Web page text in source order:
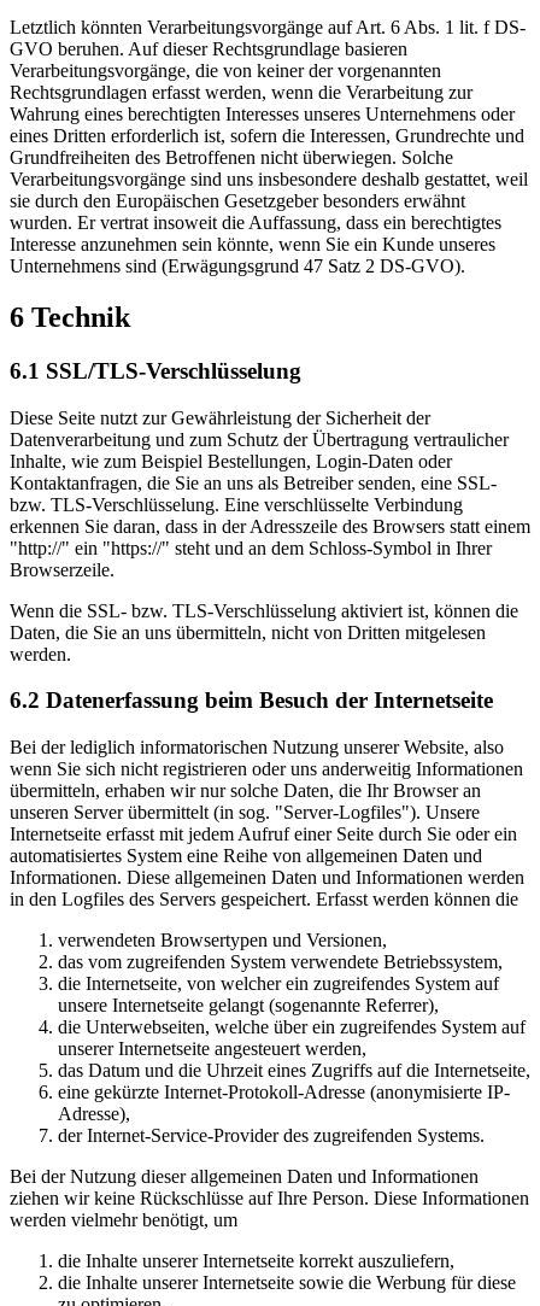
Letztlich könnten Verarbeitungsvorgänge auf Art. 6 Abs. 1 lit. f DS-
GVO beruhen. Auf dieser Rechtsgrundlage basieren
Verarbeitungsvorgänge, die von keiner der vorgenannten
Rechtsgrundlagen erfasst werden, wenn die Verarbeitung zur
Wahrung eines berechtigten Interesses unseres Unternehmens oder
eines Dritten erforderlich ist, sofern die Interessen, Grundrechte und
Grundfreiheiten des Betroffenen nicht überwiegen. Solche
Verarbeitungsvorgänge sind uns insbesondere deshalb gestattet, weil
sie durch den Europäischen Gesetzgeber besonders erwähnt
wurden. Er vertrat insoweit die Auffassung, dass ein berechtigtes
Interesse anzunehmen sein könnte, wenn Sie ein Kunde unseres
Unternehmens sind (Erwägungsgrund 47 Satz 2 DS-GVO).
6 Technik
6.1 SSL/TLS-Verschlüsselung
Diese Seite nutzt zur Gewährleistung der Sicherheit der
Datenverarbeitung und zum Schutz der Übertragung vertraulicher
Inhalte, wie zum Beispiel Bestellungen, Login-Daten oder
Kontaktanfragen, die Sie an uns als Betreiber senden, eine SSL-
bzw. TLS-Verschlüsselung. Eine verschlüsselte Verbindung
erkennen Sie daran, dass in der Adresszeile des Browsers statt einem
"http://" ein "https://" steht und an dem Schloss-Symbol in Ihrer
Browserzeile.
Wenn die SSL- bzw. TLS-Verschlüsselung aktiviert ist, können die
Daten, die Sie an uns übermitteln, nicht von Dritten mitgelesen
werden.
6.2 Datenerfassung beim Besuch der Internetseite
Bei der lediglich informatorischen Nutzung unserer Website, also
wenn Sie sich nicht registrieren oder uns anderweitig Informationen
übermitteln, erhaben wir nur solche Daten, die Ihr Browser an
unseren Server übermittelt (in sog. "Server-Logfiles"). Unsere
Internetseite erfasst mit jedem Aufruf einer Seite durch Sie oder ein
automatisiertes System eine Reihe von allgemeinen Daten und
Informationen. Diese allgemeinen Daten und Informationen werden
in den Logfiles des Servers gespeichert. Erfasst werden können die
verwendeten Browsertypen und Versionen,
das vom zugreifenden System verwendete Betriebssystem,
die Internetseite, von welcher ein zugreifendes System auf
unsere Internetseite gelangt (sogenannte Referrer),
die Unterwebseiten, welche über ein zugreifendes System auf
unserer Internetseite angesteuert werden,
das Datum und die Uhrzeit eines Zugriffs auf die Internetseite,
eine gekürzte Internet-Protokoll-Adresse (anonymisierte IP-
Adresse),
der Internet-Service-Provider des zugreifenden Systems.
Bei der Nutzung dieser allgemeinen Daten und Informationen
ziehen wir keine Rückschlüsse auf Ihre Person. Diese Informationen
werden vielmehr benötigt, um
die Inhalte unserer Internetseite korrekt auszuliefern,
die Inhalte unserer Internetseite sowie die Werbung für diese